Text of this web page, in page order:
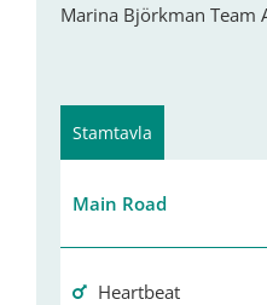
Marina Björkman Team
Stamtavla
Main Road
Heartbeat